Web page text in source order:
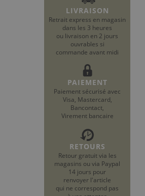
LIVRAISON
Retrait express en magasin
dans les 3 heures
ou livraison en 2 jours
ouvrables si
commande avant midi
PAIEMENT
Paiement sécurisé avec
Visa, Mastercard,
Bancontact,
Virement bancaire
RETOURS
Retour gratuit via les
magasins ou via Paypal
14 jours pour
renvoyer l'article
qui ne correspond pas